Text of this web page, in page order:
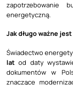
zapotrzebowanie
energetyczną.
Jak długo ważne
Świadectwo
lat od daty
dokumentów w
znaczące